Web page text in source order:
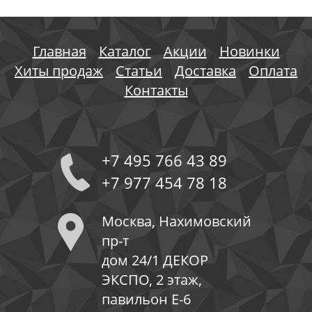
Главная Каталог Акции
Новинки
Хиты продаж
Статьи Доставка
Оплата
Контакты
+7 495 766 43 89
+7 977 454 78 18
Москва, Нахимовский
пр-т
дом 24/1 ДЕКОР
ЭКСПО, 2 этаж,
павильон Е-6